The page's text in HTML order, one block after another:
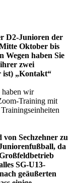
D2-Junioren der
Oktober bis
haben Sie
zwei
ist) „Kontakt“
wir
Training mit
Sechzehner zu
da
SG-U13-
geäußerten